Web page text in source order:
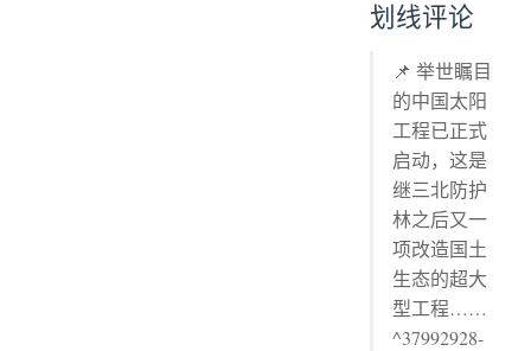
划线评论
📌 举世瞩目
的中国太阳
工程已正式
启动，这是
继三北防护
林之后又一
项改造国土
生态的超大
型工程……
^37992928-